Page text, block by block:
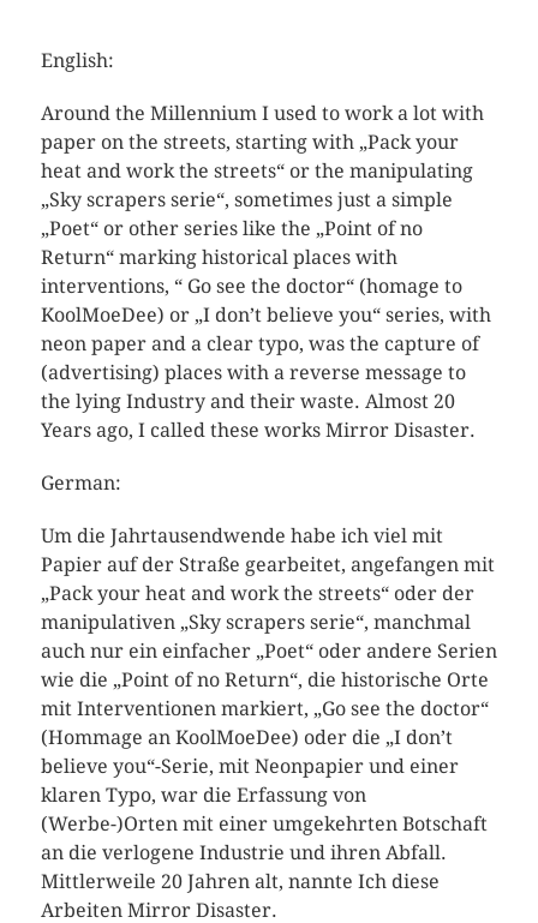
English:
Around the Millennium I used to work a lot with
paper on the streets, starting with „Pack your
heat and work the streets“ or the manipulating
„Sky scrapers serie“, sometimes just a simple
„Poet“ or other series like the „Point of no
Return“ marking historical places with
interventions, “ Go see the doctor“ (homage to
KoolMoeDee) or „I don’t believe you“ series, with
neon paper and a clear typo, was the capture of
(advertising) places with a reverse message to
the lying Industry and their waste. Almost 20
Years ago, I called these works Mirror Disaster.
German:
Um die Jahrtausendwende habe ich viel mit
Papier auf der Straße gearbeitet, angefangen mit
„Pack your heat and work the streets“ oder der
manipulativen „Sky scrapers serie“, manchmal
auch nur ein einfacher „Poet“ oder andere Serien
wie die „Point of no Return“, die historische Orte
mit Interventionen markiert, „Go see the doctor“
(Hommage an KoolMoeDee) oder die „I don’t
believe you“-Serie, mit Neonpapier und einer
klaren Typo, war die Erfassung von
(Werbe-)Orten mit einer umgekehrten Botschaft
an die verlogene Industrie und ihren Abfall.
Mittlerweile 20 Jahren alt, nannte Ich diese
Arbeiten Mirror Disaster.